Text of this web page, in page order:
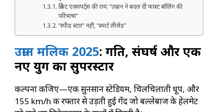
क्रिकेट एक्सपर्ट्स की राय: “उम्रान ने बदल दी फास्ट बॉलिंग की
परिभाषा”
“स्पीड स्टार” नहीं, “स्मार्ट लीजेंड”
उम्रान मलिक 2025: गति, संघर्ष और एक
नए युग का सुपरस्टार
कल्पना कीजिए—एक सुनसान स्टेडियम, चिलचिलाती धूप, और
155 km/h की रफ्तार से उड़ती हुई गेंद जो बल्लेबाज के हेलमेट